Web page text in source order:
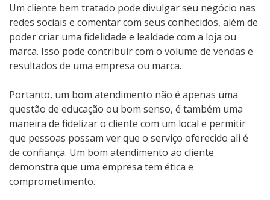
Um cliente bem tratado pode divulgar seu negócio nas
redes sociais e comentar com seus conhecidos, além de
poder criar uma fidelidade e lealdade com a loja ou
marca. Isso pode contribuir com o volume de vendas e
resultados de uma empresa ou marca.
Portanto, um bom atendimento não é apenas uma
questão de educação ou bom senso, é também uma
maneira de fidelizar o cliente com um local e permitir
que pessoas possam ver que o serviço oferecido ali é
de confiança. Um bom atendimento ao cliente
demonstra que uma empresa tem ética e
comprometimento.